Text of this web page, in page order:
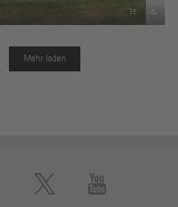
 
Mehr laden

